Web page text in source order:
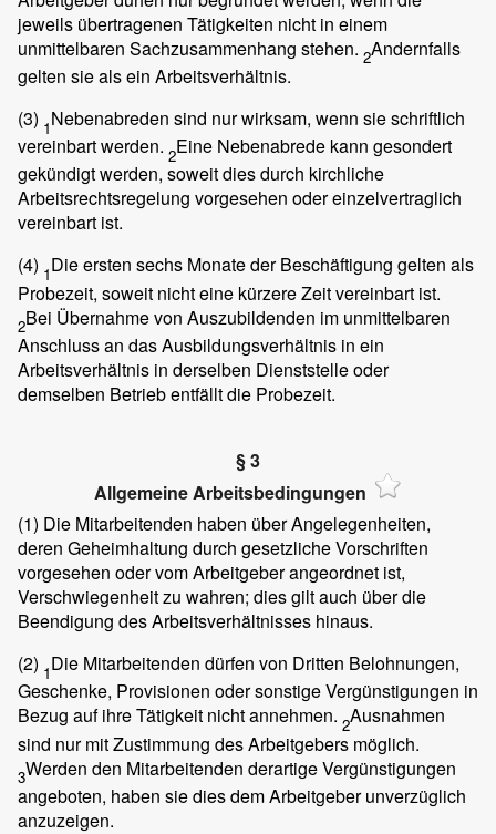
jeweils übertragenen Tätigkeiten nicht in einem
unmittelbaren Sachzusammenhang stehen. 2Andernfalls
gelten sie als ein Arbeitsverhältnis.
(3) 1Nebenabreden sind nur wirksam, wenn sie schriftlich
vereinbart werden. 2Eine Nebenabrede kann gesondert
gekündigt werden, soweit dies durch kirchliche
Arbeitsrechtsregelung vorgesehen oder einzelvertraglich
vereinbart ist.
(4) 1Die ersten sechs Monate der Beschäftigung gelten als
Probezeit, soweit nicht eine kürzere Zeit vereinbart ist.
2Bei Übernahme von Auszubildenden im unmittelbaren
Anschluss an das Ausbildungsverhältnis in ein
Arbeitsverhältnis in derselben Dienststelle oder
demselben Betrieb entfällt die Probezeit.
§ 3
Allgemeine Arbeitsbedingungen
(1) Die Mitarbeitenden haben über Angelegenheiten,
deren Geheimhaltung durch gesetzliche Vorschriften
vorgesehen oder vom Arbeitgeber angeordnet ist,
Verschwiegenheit zu wahren; dies gilt auch über die
Beendigung des Arbeitsverhältnisses hinaus.
(2) 1Die Mitarbeitenden dürfen von Dritten Belohnungen,
Geschenke, Provisionen oder sonstige Vergünstigungen in
Bezug auf ihre Tätigkeit nicht annehmen. 2Ausnahmen
sind nur mit Zustimmung des Arbeitgebers möglich.
3Werden den Mitarbeitenden derartige Vergünstigungen
angeboten, haben sie dies dem Arbeitgeber unverzüglich
anzuzeigen.